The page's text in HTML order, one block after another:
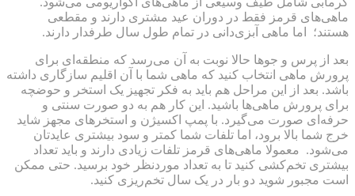
ماهی‌های قرمز فقط در دوران عید مشتری دارند و مقطعی
هستند؛ اما ماهی آبزی‌دانی در تمام طول سال طرفدار دارند.
بعد از پرس و جوها حالا نوبت به آن می‌رسد که منطقه‌ای برای
پرورش ماهی انتخاب کنید که ماهی شما با آن اقلیم سازگاری داشته
باشد. بعد از این مراحل هم باید به فکر تجهیز یک استخر و حوضچه
برای پرورش ماهی‌ها باشید. این کار هم به دو صورت سنتی و
حرفه‌ای صورت می‌گیرد. با پمپ اکسیژن و استخرهای مجهز شاید
خرج شما بالا برود، اما تلفات شما کمتر و سود بیشتری عایدتان
می‌شود. معمولا ماهی‌های قرمز تلفات زیادی دارند و باید تعداد
بیشتری تخم‌کشی کنید تا به تعداد موردنظر خود برسید. حتی ممکن
است مجبور شوید دو بار در یک سال تخم‌ریزی کنید.